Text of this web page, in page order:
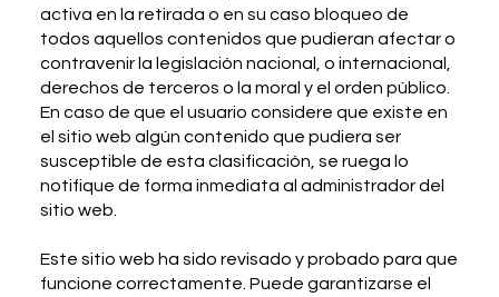
activa en la retirada o en su caso bloqueo de
todos aquellos contenidos que pudieran afectar o
contravenir la legislación nacional, o internacional,
derechos de terceros o la moral y el orden público.
En caso de que el usuario considere que existe en
el sitio web algún contenido que pudiera ser
susceptible de esta clasificación, se ruega lo
notifique de forma inmediata al administrador del
sitio web.
Este sitio web ha sido revisado y probado para que
funcione correctamente. Puede garantizarse el